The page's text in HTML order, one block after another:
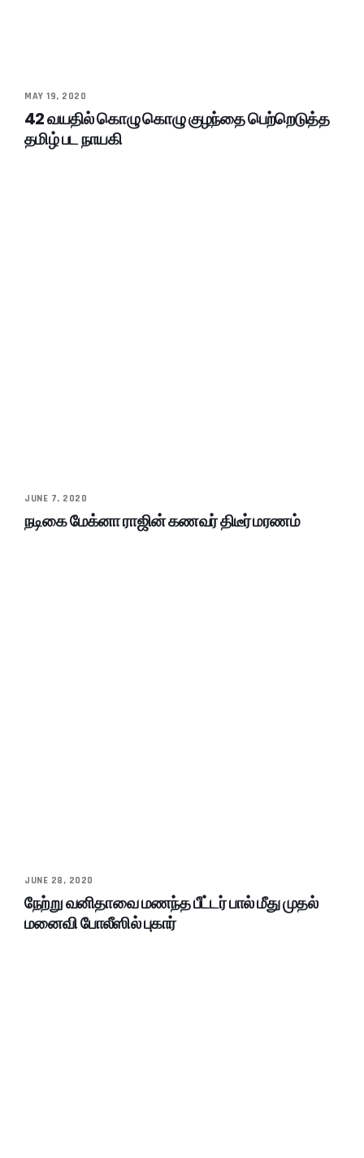
MAY 19, 2020
42 வயதில் கொழு கொழு குழந்தை பெற்றெடுத்த
தமிழ் பட நாயகி
JUNE 7, 2020
நடிகை மேக்னா ராஜின் கணவர் திடீர் மரணம்
JUNE 28, 2020
நேற்று வனிதாவை மணந்த பீட்டர் பால் மீது முதல்
மனைவி போலீஸில் புகார்